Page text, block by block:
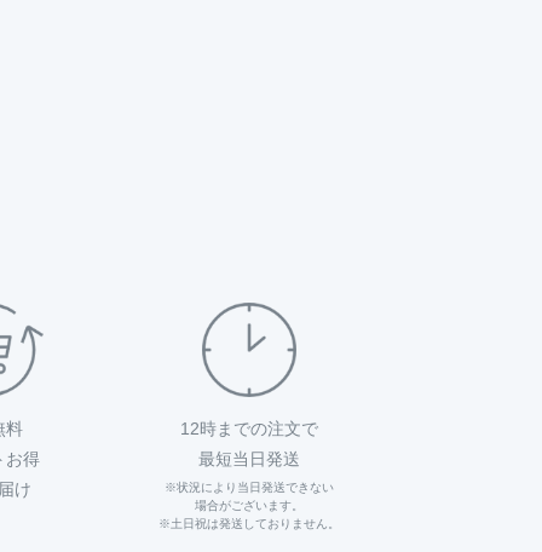
料
お得
け
12時までの注文で
最短当日発送
※状況により当日発送できない
場合がございます。
※土日祝は発送しておりません。